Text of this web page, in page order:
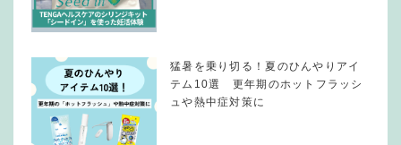
猛暑を乗り切る！夏のひんやりアイ
テム10選 更年期のホットフラッシ
ュや熱中症対策に